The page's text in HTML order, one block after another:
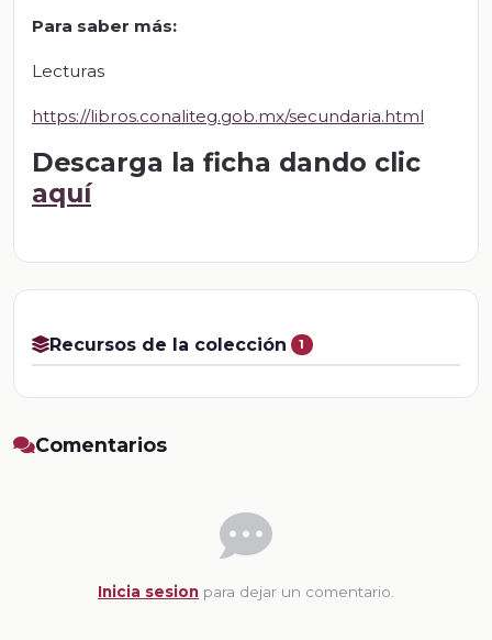
Para saber más:
Lecturas
https://libros.conaliteg.gob.mx/secundaria.html
Descarga la ficha dando clic
aquí
Recursos de la colección 1
Comentarios
Inicia sesion para dejar un comentario.